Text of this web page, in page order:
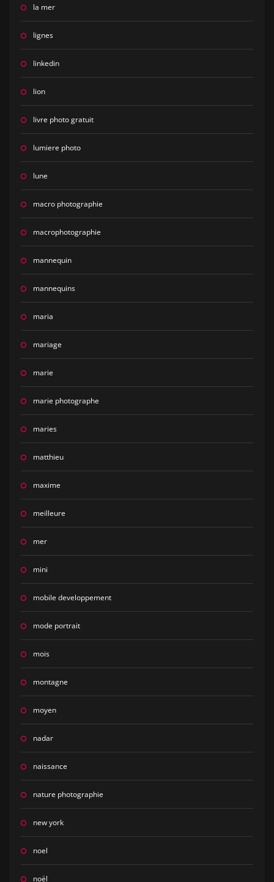
la mer
lignes
linkedin
lion
livre photo gratuit
lumiere photo
lune
macro photographie
macrophotographie
mannequin
mannequins
maria
mariage
marie
marie photographe
maries
matthieu
maxime
meilleure
mer
mini
mobile developpement
mode portrait
mois
montagne
moyen
nadar
naissance
nature photographie
new york
noel
noël